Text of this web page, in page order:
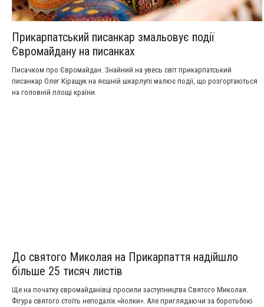
Прикарпатський писанкар змальовує події
Євромайдану на писанках
Писачком про Євромайдан. Знайний на увесь світ прикарпатський
писанкар Олег Кіращук на яєшній шкарлупі малює події, що розгортаються
на головній площі країни.
До святого Миколая на Прикарпаття надійшло
більше 25 тисяч листів
Ще на початку євромайданівці просили заступництва Святого Миколая.
Фігура святого стоїть неподалік «йолки». Але приглядаючи за боротьбою